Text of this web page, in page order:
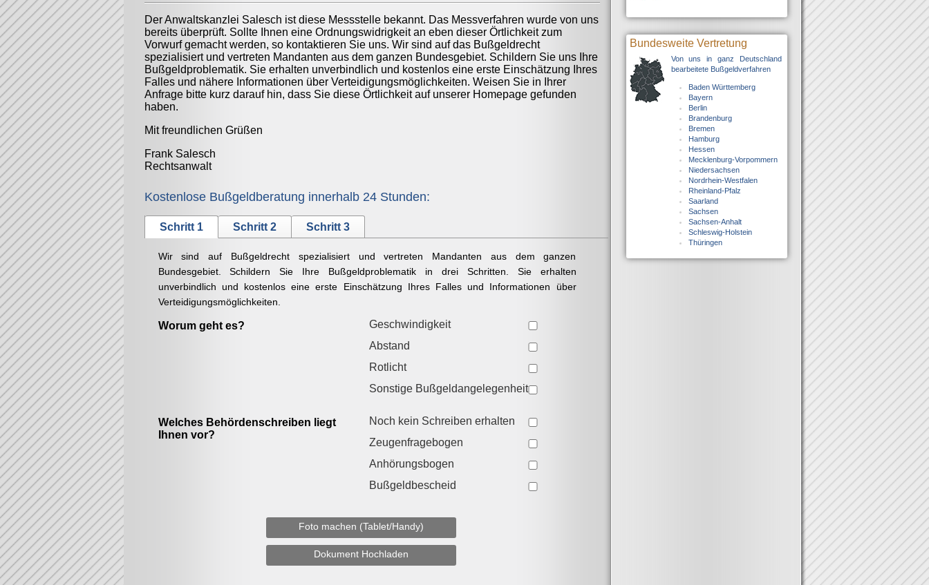
Bundesweite Vertretung
Von uns in ganz Deutschland
bearbeitete Bußgeldverfahren
Baden Württemberg
Bayern
Berlin
Brandenburg
Bremen
Hamburg
Hessen
Mecklenburg-Vorpommern
Niedersachsen
Nordrhein-Westfalen
Rheinland-Pfalz
Saarland
Sachsen
Sachsen-Anhalt
Schleswig-Holstein
Thüringen
Der Anwaltskanzlei Salesch ist diese Messstelle bekannt. Das Messverfahren wurde von uns
bereits überprüft. Sollte Ihnen eine Ordnungswidrigkeit an eben dieser Örtlichkeit zum
Vorwurf gemacht werden, so kontaktieren Sie uns. Wir sind auf das Bußgeldrecht
spezialisiert und vertreten Mandanten aus dem ganzen Bundesgebiet. Schildern Sie uns Ihre
Bußgeldproblematik. Sie erhalten unverbindlich und kostenlos eine erste Einschätzung Ihres
Falles und nähere Informationen über Verteidigungsmöglichkeiten. Weisen Sie in Ihrer
Anfrage bitte kurz darauf hin, dass Sie diese Örtlichkeit auf unserer Homepage gefunden
haben.
Mit freundlichen Grüßen
Frank Salesch
Rechtsanwalt
Kostenlose Bußgeldberatung innerhalb 24 Stunden:
Schritt 1 Schritt 2 Schritt 3
Wir sind auf Bußgeldrecht spezialisiert und vertreten Mandanten aus dem ganzen
Bundesgebiet. Schildern Sie Ihre Bußgeldproblematik in drei Schritten. Sie erhalten
unverbindlich und kostenlos eine erste Einschätzung Ihres Falles und Informationen über
Verteidigungsmöglichkeiten.
Worum geht es?
Geschwindigkeit
Abstand
Rotlicht
Sonstige Bußgeldangelegenheit
Welches Behördenschreiben liegt
Ihnen vor?
Noch kein Schreiben erhalten
Zeugenfragebogen
Anhörungsbogen
Bußgeldbescheid
Foto machen (Tablet/Handy)
Dokument Hochladen